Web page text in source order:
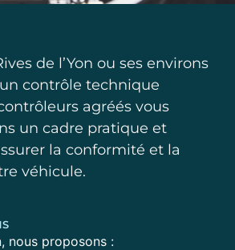
de l’Yon ou ses environs
contrôle technique
agréés vous
un cadre pratique et
la conformité et la
véhicule.
nous proposons :